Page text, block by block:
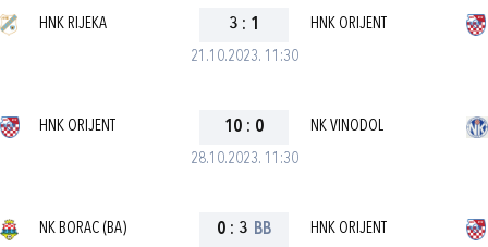
21.10.2023. 11:30
HNK RIJEKA 3 : 1 HNK ORIJENT
28.10.2023. 11:30
HNK ORIJENT 10 : 0 NK VINODOL
NK BORAC (BA) 0 : 3 BB HNK ORIJENT